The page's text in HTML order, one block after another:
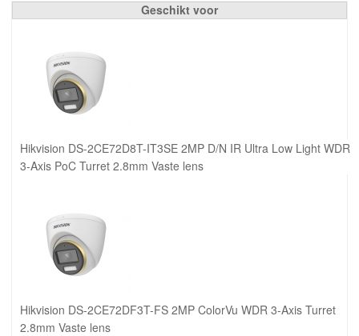
Geschikt voor
Hikvision DS-2CE72D8T-IT3SE 2MP D/N IR Ultra Low Light WDR
3-Axis PoC Turret 2.8mm Vaste lens
Hikvision DS-2CE72DF3T-FS 2MP ColorVu WDR 3-Axis Turret
2.8mm Vaste lens